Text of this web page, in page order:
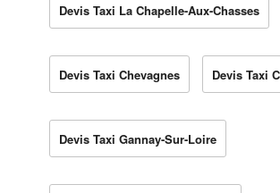
Devis Taxi La Chapelle-Aux-Chasses
Devis Taxi Chevagnes Devis Taxi
Devis Taxi Gannay-Sur-Loire